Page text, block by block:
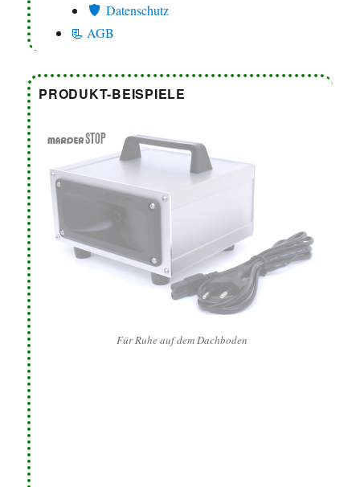
Datenschutz
📃 AGB
PRODUKT-BEISPIELE
Für Ruhe auf dem Dachboden